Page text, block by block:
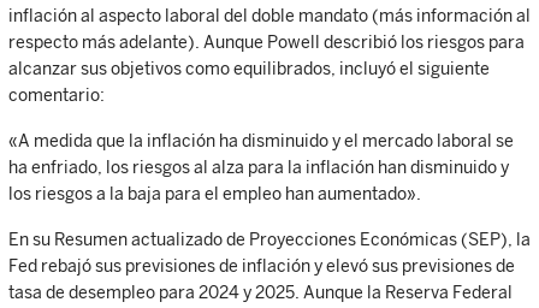
inflación al aspecto laboral del doble mandato (más información al
respecto más adelante). Aunque Powell describió los riesgos para
alcanzar sus objetivos como equilibrados, incluyó el siguiente
comentario:
«A medida que la inflación ha disminuido y el mercado laboral se
ha enfriado, los riesgos al alza para la inflación han disminuido y
los riesgos a la baja para el empleo han aumentado».
En su Resumen actualizado de Proyecciones Económicas (SEP), la
Fed rebajó sus previsiones de inflación y elevó sus previsiones de
tasa de desempleo para 2024 y 2025. Aunque la Reserva Federal